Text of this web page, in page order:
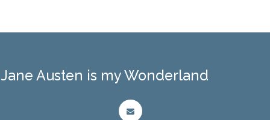
Jane Austen is my Wonderland